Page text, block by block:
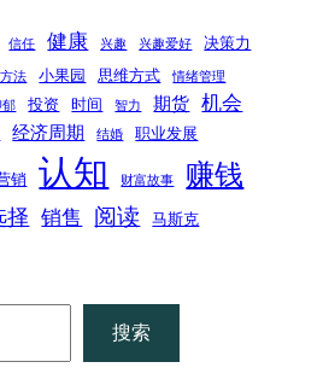
信任 健康 兴趣 兴趣爱好 决策力
法 小果园 思维方式 情绪管理
郁 投资 时间 智力 期货 机会
经济周期 结婚 职业发展
销 认知 财富故事 赚钱
择 销售 阅读 马斯克
搜索